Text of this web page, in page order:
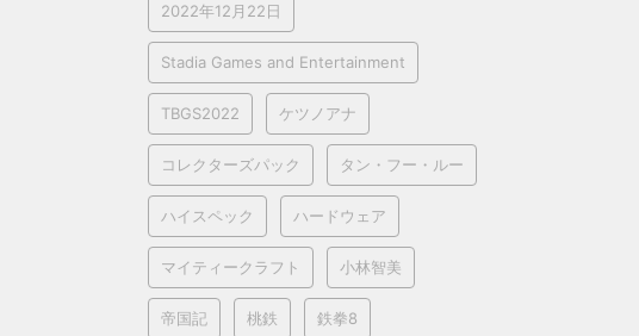
2022年12月22日
Stadia Games and Entertainment
TBGS2022 ケツノアナ
コレクターズパック タン・フー・ルー
ハイスペック ハードウェア
マイティークラフト 小林智美
帝国記 桃鉄 鉄拳8